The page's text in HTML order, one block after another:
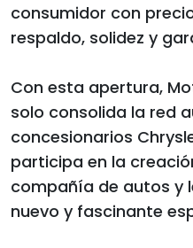
consumidor con
respaldo, solidez y
Con esta apertura,
solo consolida la red
concesionarios
participa en la
compañía de autos y
nuevo y fascinante